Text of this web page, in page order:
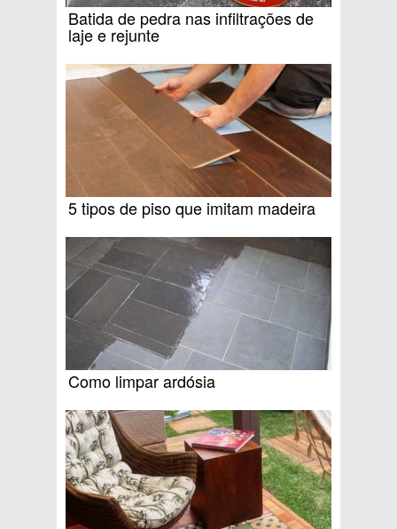
Batida de pedra nas infiltrações de
laje e rejunte
5 tipos de piso que imitam madeira
Como limpar ardósia